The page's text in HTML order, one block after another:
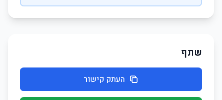
שתף
העתק קישור